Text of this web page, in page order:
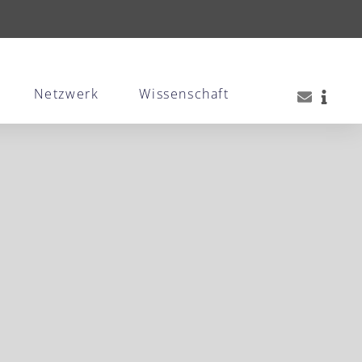
Netzwerk Wissenschaft